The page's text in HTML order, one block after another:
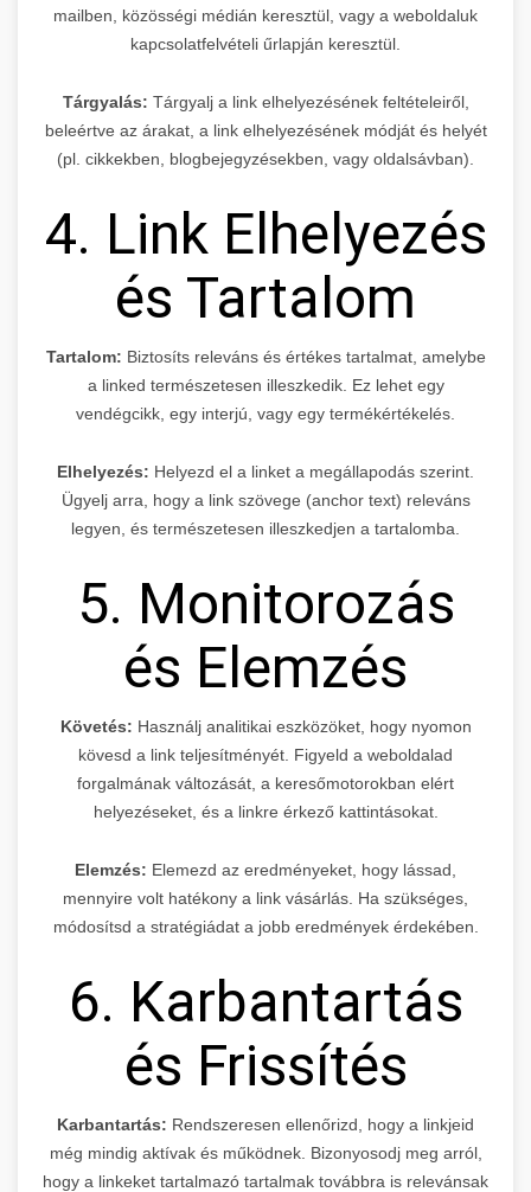
mailben, közösségi médián keresztül, vagy a weboldaluk
kapcsolatfelvételi űrlapján keresztül.
Tárgyalás: Tárgyalj a link elhelyezésének feltételeiről,
beleértve az árakat, a link elhelyezésének módját és helyét
(pl. cikkekben, blogbejegyzésekben, vagy oldalsávban).
4. Link Elhelyezés
és Tartalom
Tartalom: Biztosíts releváns és értékes tartalmat, amelybe
a linked természetesen illeszkedik. Ez lehet egy
vendégcikk, egy interjú, vagy egy termékértékelés.
Elhelyezés: Helyezd el a linket a megállapodás szerint.
Ügyelj arra, hogy a link szövege (anchor text) releváns
legyen, és természetesen illeszkedjen a tartalomba.
5. Monitorozás
és Elemzés
Követés: Használj analitikai eszközöket, hogy nyomon
kövesd a link teljesítményét. Figyeld a weboldalad
forgalmának változását, a keresőmotorokban elért
helyezéseket, és a linkre érkező kattintásokat.
Elemzés: Elemezd az eredményeket, hogy lássad,
mennyire volt hatékony a link vásárlás. Ha szükséges,
módosítsd a stratégiádat a jobb eredmények érdekében.
6. Karbantartás
és Frissítés
Karbantartás: Rendszeresen ellenőrizd, hogy a linkjeid
még mindig aktívak és működnek. Bizonyosodj meg arról,
hogy a linkeket tartalmazó tartalmak továbbra is relevánsak